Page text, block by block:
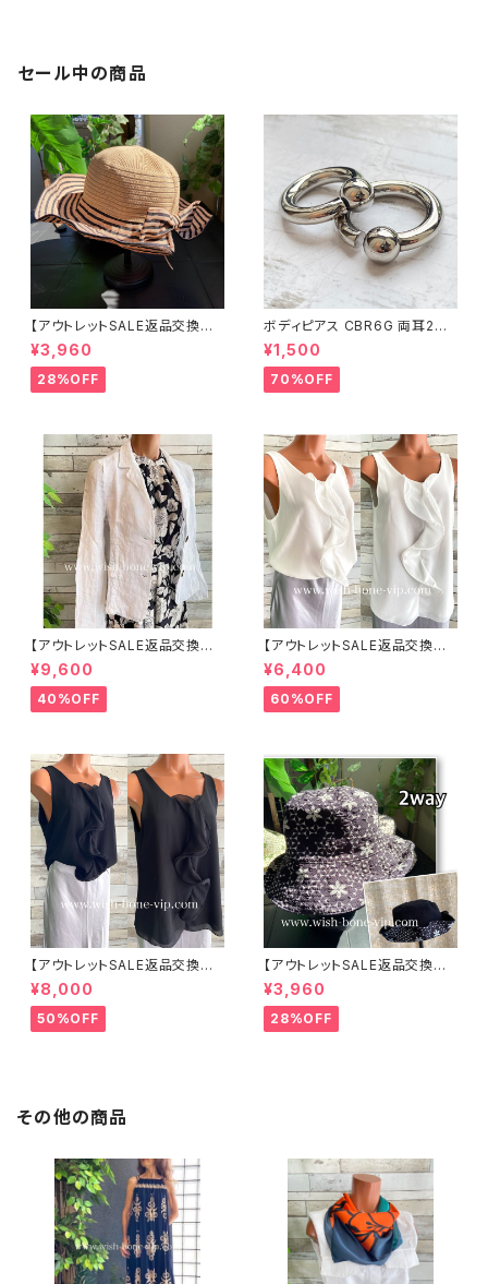
セール中の商品
【アウトレットSALE返品交換不
可8/20まで】つば広サマーハッ
ト・通気性・軽量 ワイヤー入りハ
ット ボーダー＆BIGリボン・女優
帽 UV/紫外線対策 レディースハ
¥3,960
28%OFF
ボディピアス CBR6G 両耳2個
セット 1ボール ネジ式 簡単脱着
サージカルステンレス NY直輸
入
¥1,500
70%OFF
【アウトレットSALE返品交換不
可8/20まで】イタリア製サマー
ジャケット｜Made in ITALY｜
リネン麻 飾りエリ ジャケット/ホ
ワイト
¥9,600
40%OFF
【アウトレットSALE返品交換不
可8/20まで】イタリア製 CASA
DEILUCA ITALY｜前フリル＆B
IGフリルトップス /ホワイト
¥6,400
60%OFF
【アウトレットSALE返品交換不
可8/20まで】イタリア製 CASA
DEILUCA ITALY｜前フリル＆B
IGフリルトップス /ブラック
¥8,000
50%OFF
【アウトレットSALE返品交換不
可8/20まで】ワッフル立体フラワ
ー＆無地 2way リバーシブルハ
ット・ワイヤー入り変形ハット・フ
ラワー帽子【ブラック】
¥3,960
28%OFF
その他の商品